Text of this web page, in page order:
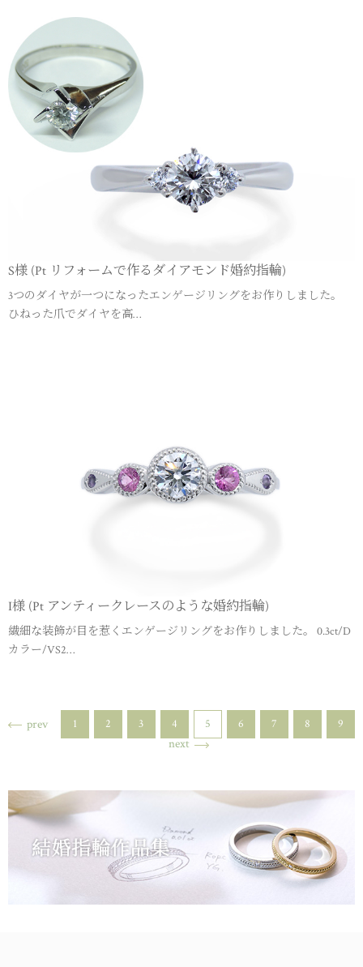
S様 (Pt リフォームで作るダイアモンド婚約指輪)
3つのダイヤが一つになったエンゲージリングをお作りしました。
ひねった爪でダイヤを高…
I様 (Pt アンティークレースのような婚約指輪)
繊細な装飾が目を惹くエンゲージリングをお作りしました。 0.3ct/D
カラー/VS2…
prev 1 2 3 4 5 6 7 8 9
next